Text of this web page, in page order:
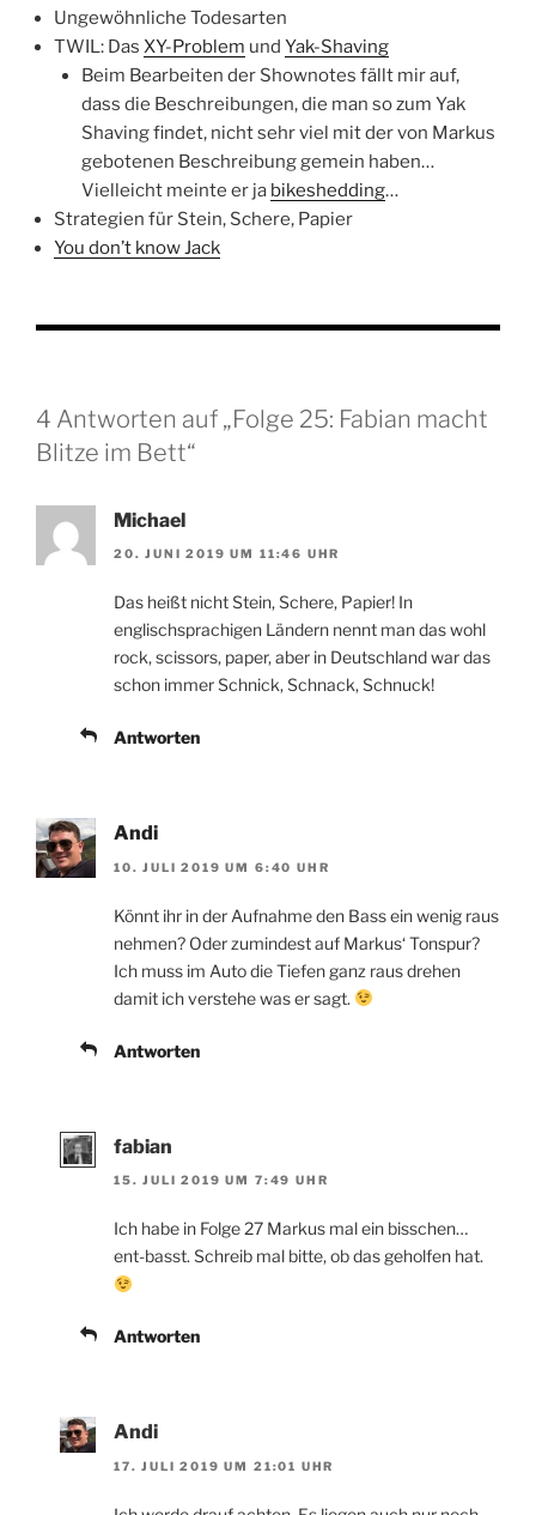
Ungewöhnliche Todesarten
TWIL: Das XY-Problem und Yak-Shaving
Beim Bearbeiten der Shownotes fällt mir auf,
dass die Beschreibungen, die man so zum Yak
Shaving findet, nicht sehr viel mit der von Markus
gebotenen Beschreibung gemein haben…
Vielleicht meinte er ja bikeshedding…
Strategien für Stein, Schere, Papier
You don’t know Jack
4 Antworten auf „Folge 25: Fabian macht
Blitze im Bett“
Michael
20. JUNI 2019 UM 11:46 UHR
Das heißt nicht Stein, Schere, Papier! In
englischsprachigen Ländern nennt man das wohl
rock, scissors, paper, aber in Deutschland war das
schon immer Schnick, Schnack, Schnuck!
Antworten
Andi
10. JULI 2019 UM 6:40 UHR
Könnt ihr in der Aufnahme den Bass ein wenig raus
nehmen? Oder zumindest auf Markus‘ Tonspur?
Ich muss im Auto die Tiefen ganz raus drehen
damit ich verstehe was er sagt.
Antworten
fabian
15. JULI 2019 UM 7:49 UHR
Ich habe in Folge 27 Markus mal ein bisschen…
ent-basst. Schreib mal bitte, ob das geholfen hat.
Antworten
Andi
17. JULI 2019 UM 21:01 UHR